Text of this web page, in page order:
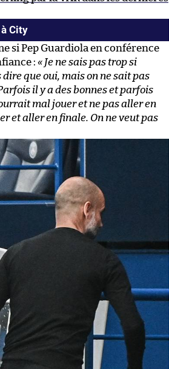
City
si Pep Guardiola en conférence
: « Je ne sais pas trop si
dire que oui, mais on ne sait pas
il y a des bonnes et parfois
mal jouer et ne pas aller en
et aller en finale. On ne veut pas